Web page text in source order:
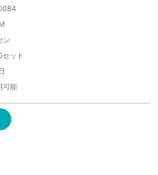
ン
ット
可能